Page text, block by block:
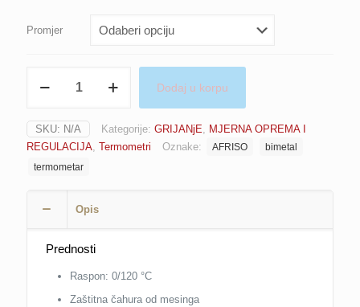
18.90
Promjer
bimetal
120
°C
AFRISO
količina
Dodaj u korpu
SKU: N/A Kategorije: GRIJANjE, MJERNA OPREMA I
REGULACIJA, Termometri Oznake: AFRISO
bimetal
termometar
Opis
Prednosti
Raspon: 0/120 °C
Zaštitna čahura od mesinga